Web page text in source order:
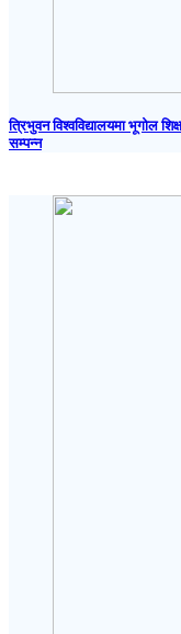
त्रिभुवन विश्वविद्यालयमा भूगोल
सम्पन्न